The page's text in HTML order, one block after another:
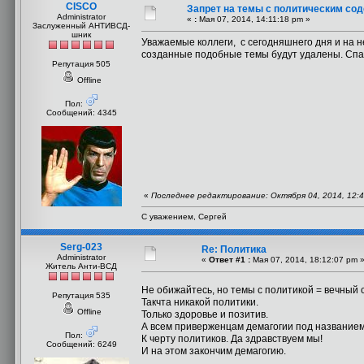
CISCO
Administrator
Заслуженный АНТИВСД-
шник
Репутация 505
Offline
Пол:
Сообщений: 4345
Запрет на темы с политическим
« : Мая 07, 2014, 14:11:18 pm »
Уважаемые коллеги, с сегодняшнего дня и на
созданные подобные темы будут удалены.
« Последнее редактирование: Октября 04, 2014,
С уважением, Сергей
Serg-023
Administrator
Житель Анти-ВСД
Репутация 535
Offline
Пол:
Сообщений: 6249
Re: Политика
« Ответ #1 : Мая 07, 2014, 18:12:07 pm »
Не обижайтесь, но темы с политикой =
Такчта никакой политики.
Только здоровье и позитив.
А всем приверженцам демагогии под
К черту политиков. Да здравствуем мы!
И на этом закончим демагогию.